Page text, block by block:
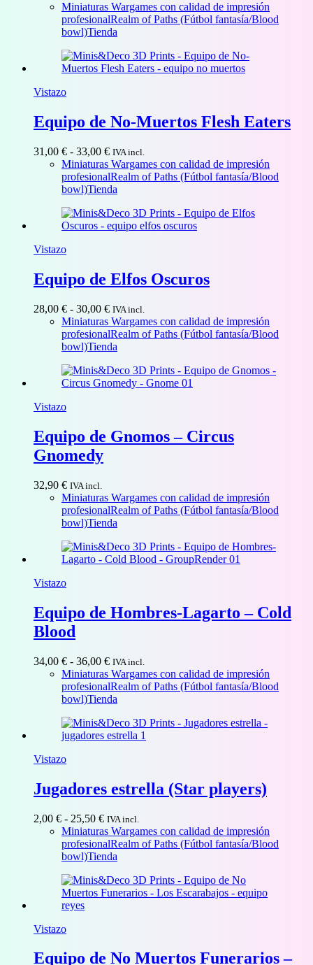
de
precios:
desde
hasta
31,00 €
Miniaturas Wargames con calidad de impresión
profesionalRealm of Paths (Fútbol fantasía/Blood
bowl)Tienda
Vistazo
Equipo de No-Muertos Flesh Eaters
31,00 € - 33,00 €Rango
de
precios:
desde
hasta
33,00 €
IVA incl.
Miniaturas Wargames con calidad de impresión
profesionalRealm of Paths (Fútbol fantasía/Blood
bowl)Tienda
Vistazo
Equipo de Elfos Oscuros
28,00 € - 30,00 €Rango
de
precios:
desde
hasta
30,00 €
IVA incl.
Miniaturas Wargames con calidad de impresión
profesionalRealm of Paths (Fútbol fantasía/Blood
bowl)Tienda
Vistazo
Equipo de Gnomos – Circus
Gnomedy
32,90 € IVA incl.
Miniaturas Wargames con calidad de impresión
profesionalRealm of Paths (Fútbol fantasía/Blood
bowl)Tienda
Vistazo
Equipo de Hombres-Lagarto – Cold
Blood
34,00 € - 36,00 €Rango
de
precios:
desde
hasta
36,00 €
IVA incl.
Miniaturas Wargames con calidad de impresión
profesionalRealm of Paths (Fútbol fantasía/Blood
bowl)Tienda
Vistazo
Jugadores estrella (Star players)
2,00 € - 25,50 €Rango
de
precios:
desde
hasta
25,50 €
IVA incl.
Miniaturas Wargames con calidad de impresión
profesionalRealm of Paths (Fútbol fantasía/Blood
bowl)Tienda
Vistazo
Equipo de No Muertos Funerarios –